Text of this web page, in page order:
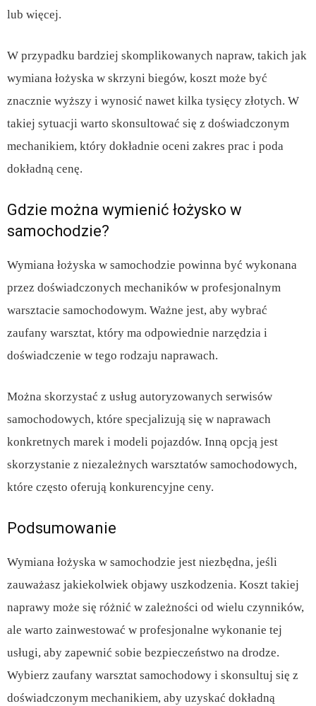
lub więcej.
W przypadku bardziej skomplikowanych napraw, takich jak
wymiana łożyska w skrzyni biegów, koszt może być
znacznie wyższy i wynosić nawet kilka tysięcy złotych. W
takiej sytuacji warto skonsultować się z doświadczonym
mechanikiem, który dokładnie oceni zakres prac i poda
dokładną cenę.
Gdzie można wymienić łożysko w
samochodzie?
Wymiana łożyska w samochodzie powinna być wykonana
przez doświadczonych mechaników w profesjonalnym
warsztacie samochodowym. Ważne jest, aby wybrać
zaufany warsztat, który ma odpowiednie narzędzia i
doświadczenie w tego rodzaju naprawach.
Można skorzystać z usług autoryzowanych serwisów
samochodowych, które specjalizują się w naprawach
konkretnych marek i modeli pojazdów. Inną opcją jest
skorzystanie z niezależnych warsztatów samochodowych,
które często oferują konkurencyjne ceny.
Podsumowanie
Wymiana łożyska w samochodzie jest niezbędna, jeśli
zauważasz jakiekolwiek objawy uszkodzenia. Koszt takiej
naprawy może się różnić w zależności od wielu czynników,
ale warto zainwestować w profesjonalne wykonanie tej
usługi, aby zapewnić sobie bezpieczeństwo na drodze.
Wybierz zaufany warsztat samochodowy i skonsultuj się z
doświadczonym mechanikiem, aby uzyskać dokładną